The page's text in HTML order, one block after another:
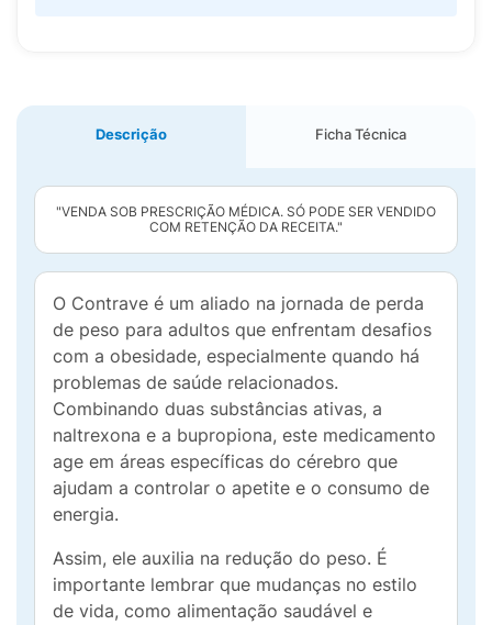
Descrição Ficha Técnica
"VENDA SOB PRESCRIÇÃO MÉDICA. SÓ PODE SER VENDIDO
COM RETENÇÃO DA RECEITA."
O Contrave é um aliado na jornada de perda
de peso para adultos que enfrentam desafios
com a obesidade, especialmente quando há
problemas de saúde relacionados.
Combinando duas substâncias ativas, a
naltrexona e a bupropiona, este medicamento
age em áreas específicas do cérebro que
ajudam a controlar o apetite e o consumo de
energia.
Assim, ele auxilia na redução do peso. É
importante lembrar que mudanças no estilo
de vida, como alimentação saudável e